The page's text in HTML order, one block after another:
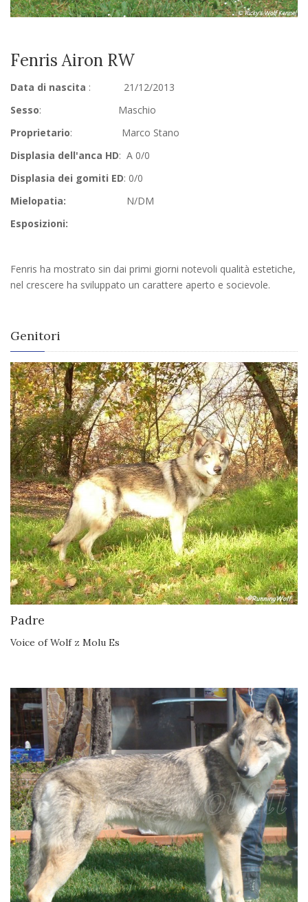
Fenris Airon RW
Data di nascita : 21/12/2013
Sesso: Maschio
Proprietario: Marco Stano
Displasia dell'anca HD: A 0/0
Displasia dei gomiti ED: 0/0
Mielopatia: N/DM
Esposizioni:
Fenris ha mostrato sin dai primi giorni notevoli qualità estetiche,
nel crescere ha sviluppato un carattere aperto e socievole.
Genitori
Padre
Voice of Wolf z Molu Es